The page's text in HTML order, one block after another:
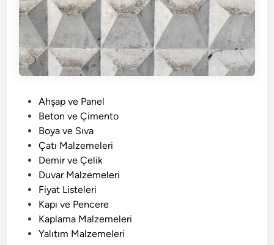
Ahşap ve Panel
Beton ve Çimento
Boya ve Sıva
Çatı Malzemeleri
Demir ve Çelik
Duvar Malzemeleri
Fiyat Listeleri
Kapı ve Pencere
Kaplama Malzemeleri
Yalıtım Malzemeleri